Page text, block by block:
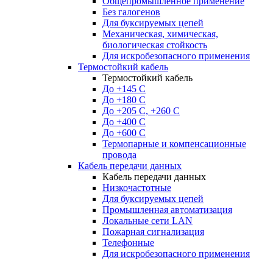
Без галогенов
Для буксируемых цепей
Механическая, химическая,
биологическая стойкость
Для искробезопасного применения
Термостойкий кабель
Термостойкий кабель
До +145 С
До +180 C
До +205 С, +260 С
До +400 C
До +600 С
Термопарные и компенсационные
провода
Кабель передачи данных
Кабель передачи данных
Низкочастотные
Для буксируемых цепей
Промышленная автоматизация
Локальные сети LAN
Пожарная сигнализация
Телефонные
Для искробезопасного применения